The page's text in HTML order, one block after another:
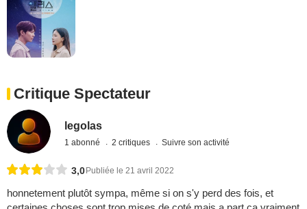
Critique Spectateur
legolas
1 abonné 2 critiques Suivre son activité
3,0 Publiée le 21 avril 2022
honnetement plutôt sympa, même si on s'y perd des fois, et